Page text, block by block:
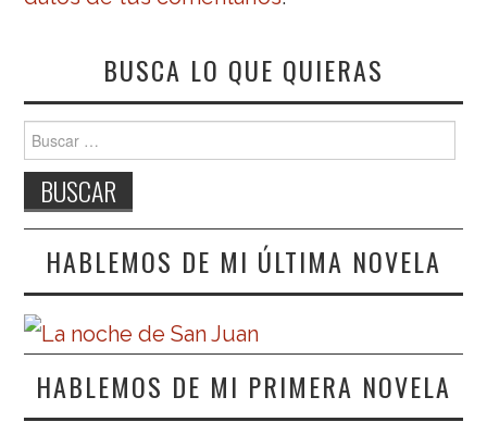
BUSCA LO QUE QUIERAS
Buscar:
HABLEMOS DE MI ÚLTIMA NOVELA
HABLEMOS DE MI PRIMERA NOVELA